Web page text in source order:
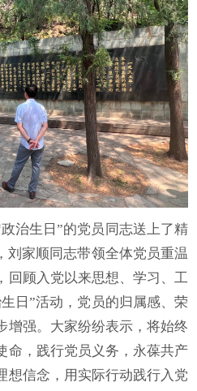
治生日”的党员同志送上了精
刘家顺同志带领全体党员重温
回顾入党以来思想、学习、工
日”活动，党员的归属感、荣
增强。大家纷纷表示，将始终
命，践行党员义务，永葆共产
想信念，用实际行动践行入党